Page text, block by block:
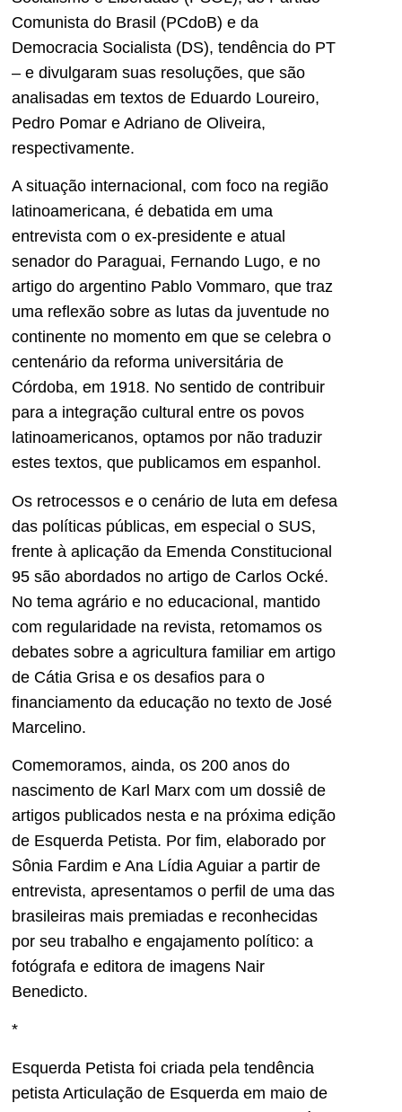
Comunista do Brasil (PCdoB) e da
Democracia Socialista (DS), tendência do PT
– e divulgaram suas resoluções, que são
analisadas em textos de Eduardo Loureiro,
Pedro Pomar e Adriano de Oliveira,
respectivamente.
A situação internacional, com foco na região
latinoamericana, é debatida em uma
entrevista com o ex-presidente e atual
senador do Paraguai, Fernando Lugo, e no
artigo do argentino Pablo Vommaro, que traz
uma reflexão sobre as lutas da juventude no
continente no momento em que se celebra o
centenário da reforma universitária de
Córdoba, em 1918. No sentido de contribuir
para a integração cultural entre os povos
latinoamericanos, optamos por não traduzir
estes textos, que publicamos em espanhol.
Os retrocessos e o cenário de luta em defesa
das políticas públicas, em especial o SUS,
frente à aplicação da Emenda Constitucional
95 são abordados no artigo de Carlos Ocké.
No tema agrário e no educacional, mantido
com regularidade na revista, retomamos os
debates sobre a agricultura familiar em artigo
de Cátia Grisa e os desafios para o
financiamento da educação no texto de José
Marcelino.
Comemoramos, ainda, os 200 anos do
nascimento de Karl Marx com um dossiê de
artigos publicados nesta e na próxima edição
de Esquerda Petista. Por fim, elaborado por
Sônia Fardim e Ana Lídia Aguiar a partir de
entrevista, apresentamos o perfil de uma das
brasileiras mais premiadas e reconhecidas
por seu trabalho e engajamento político: a
fotógrafa e editora de imagens Nair
Benedicto.
*
Esquerda Petista foi criada pela tendência
petista Articulação de Esquerda em maio de